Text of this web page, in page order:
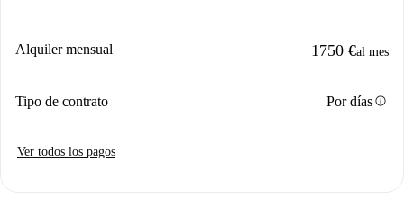
Alquiler mensual 1750 €al mes
Tipo de contrato Por díasinfo
Ver todos los pagos